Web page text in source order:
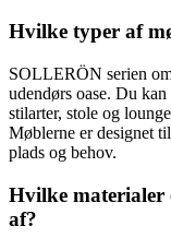
Hvilke typer af
SOLLERÖN serien
udendørs oase. Du
stilarter, stole og
Møblerne er designet
plads og behov.
Hvilke materialer
af?